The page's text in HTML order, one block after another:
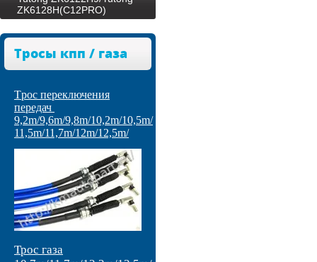
ZK6128H(C12PRO)
Тросы кпп / газа
Tрос переключения
передач
9,2m/9,6m/9,8m/10,2m/10,5m/
11,5m/11,7m/12m/12,5m/
Трос газа